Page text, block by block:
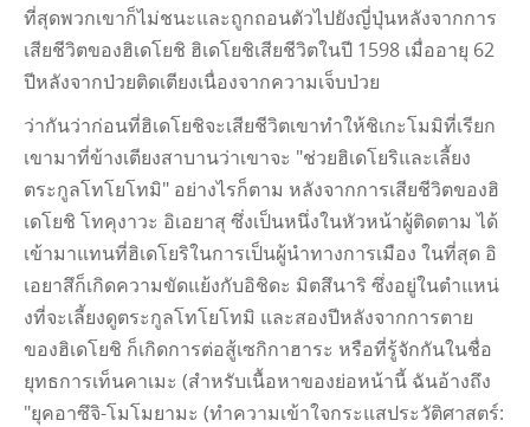
ที่สุดพวกเขาก็ไม่ชนะและถูกถอนตัวไปยังญี่ปุ่นหลังจากการ
เสียชีวิตของฮิเดโยชิ ฮิเดโยชิเสียชีวิตในปี 1598 เมื่ออายุ 62
ปีหลังจากป่วยติดเตียงเนื่องจากความเจ็บป่วย
ว่ากันว่าก่อนที่ฮิเดโยชิจะเสียชีวิตเขาทําให้ชิเกะโมมิที่เรียก
เขามาที่ข้างเตียงสาบานว่าเขาจะ "ช่วยฮิเดโยริและเลี้ยง
ตระกูลโทโยโทมิ" อย่างไรก็ตาม หลังจากการเสียชีวิตของฮิ
เดโยชิ โทคุงาวะ อิเอยาสุ ซึ่งเป็นหนึ่งในหัวหน้าผู้ติดตาม ได้
เข้ามาแทนที่ฮิเดโยริในการเป็นผู้นําทางการเมือง ในที่สุด อิ
เอยาสึก็เกิดความขัดแย้งกับอิชิดะ มิตสึนาริ ซึ่งอยู่ในตําแหน่
งที่จะเลี้ยงดูตระกูลโทโยโทมิ และสองปีหลังจากการตาย
ของฮิเดโยชิ ก็เกิดการต่อสู้เซกิกาฮาระ หรือที่รู้จักกันในชื่อ
ยุทธการเท็นคาเมะ (สําหรับเนื้อหาของย่อหน้านี้ ฉันอ้างถึง
"ยุคอาซึจิ-โมโมยามะ (ทําความเข้าใจกระแสประวัติศาสตร์: